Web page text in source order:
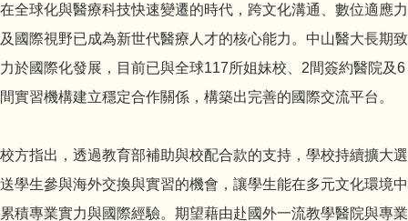
在全球化與醫療科技快速變遷的時代，跨文化溝通、數位適應力
及國際視野已成為新世代醫療人才的核心能力。中山醫大長期致
力於國際化發展，目前已與全球117所姐妹校、2間簽約醫院及6
間實習機構建立穩定合作關係，構築出完善的國際交流平台。
校方指出，透過教育部補助與校配合款的支持，學校持續擴大選
送學生參與海外交換與實習的機會，讓學生能在多元文化環境中
累積專業實力與國際經驗。期望藉由赴國外一流教學醫院與專業